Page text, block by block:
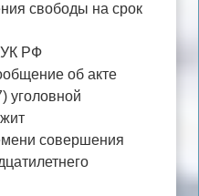
свободы на срок
УК РФ
об акте
уголовной
совершения